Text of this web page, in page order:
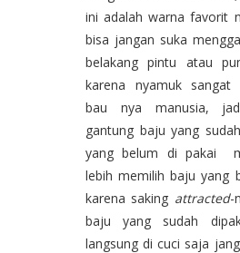
ini adalah warna favorit
bisa jangan suka
belakang pintu atau
karena nyamuk sangat
bau nya manusia,
gantung baju yang
yang belum di pakai
lebih memilih baju yang
karena saking attracted-
baju yang sudah
langsung di cuci saja